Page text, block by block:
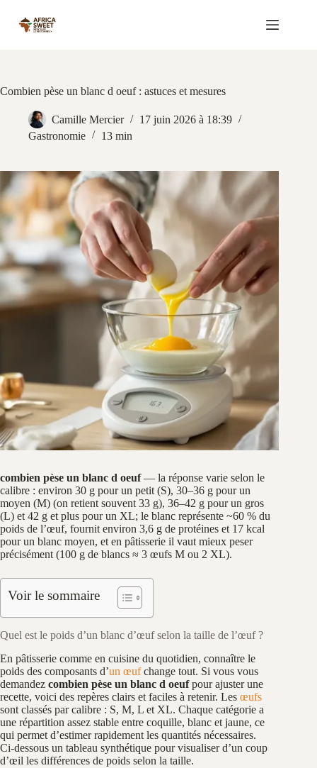
contenu
Combien pèse un blanc d oeuf : astuces et mesures
Camille Mercier
17 juin 2026 à 18:39
Gastronomie
13 min
combien pèse un blanc d oeuf— la réponse varie selon le
calibre : environ 30 g pour un petit (S), 30–36 g pour un
moyen (M) (on retient souvent 33 g), 36–42 g pour un gros
(L) et 42 g et plus pour un XL; le blanc représente ~60 % du
poids de l’œuf, fournit environ 3,6 g de protéines et 17 kcal
pour un blanc moyen, et en pâtisserie il vaut mieux peser
précisément (100 g de blancs ≈ 3 œufs M ou 2 XL).
Voir le sommaire
Quel est le poids d’un blanc d’œuf selon la taille de l’œuf ?
En pâtisserie comme en cuisine du quotidien, connaître le
poids des composants d’un œufchange tout. Si vous vous
demandez combien pèse un blanc d oeufpour ajuster une
recette, voici des repères clairs et faciles à retenir. Les œufs
sont classés par calibre : S, M, L et XL. Chaque catégorie a
une répartition assez stable entre coquille, blanc et jaune, ce
qui permet d’estimer rapidement les quantités nécessaires.
Ci‑dessous un tableau synthétique pour visualiser d’un coup
d’œil les différences de poids selon la taille.